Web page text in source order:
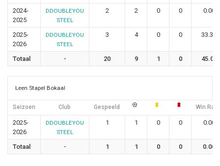
2024-
2025
DDOUBLEYOU
STEEL
2 2 0 0 0.00
2025-
2026
DDOUBLEYOU
STEEL
3 4 0 0 33.33
Totaal - 20 9 1 0 45.00
Leen Stapel Bokaal
Seizoen Club Gespeeld Win
2025-
2026
DDOUBLEYOU
STEEL
1 1 0 0 0.00
Totaal - 1 1 0 0 0.00